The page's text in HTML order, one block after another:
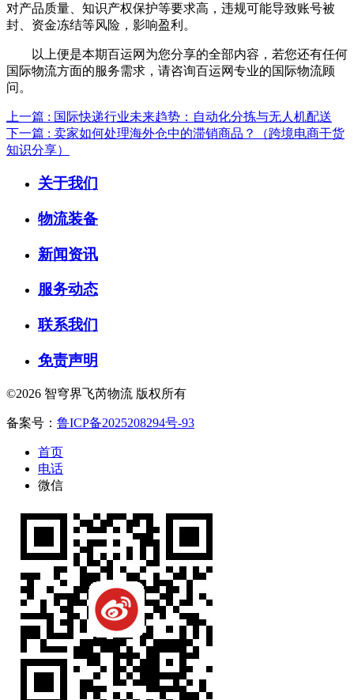
对产品质量、知识产权保护等要求高，违规可能导致账号被
封、资金冻结等风险，影响盈利。
以上便是本期百运网为您分享的全部内容，若您还有任何
国际物流方面的服务需求，请咨询百运网专业的国际物流顾
问。
上一篇 : 国际快递行业未来趋势：自动化分拣与无人机配送
下一篇 : 卖家如何处理海外仓中的滞销商品？（跨境电商干货
知识分享）
关于我们
物流装备
新闻资讯
服务动态
联系我们
免责声明
©2026 智穹界飞芮物流 版权所有
备案号： 鲁ICP备2025208294号-93
首页
电话
微信